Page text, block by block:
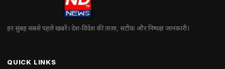
हर सुबह सबसे पहले खबरें। देश-विदेश की ताज़ा, सटीक और निष्पक्ष जानकारी।
QUICK LINKS